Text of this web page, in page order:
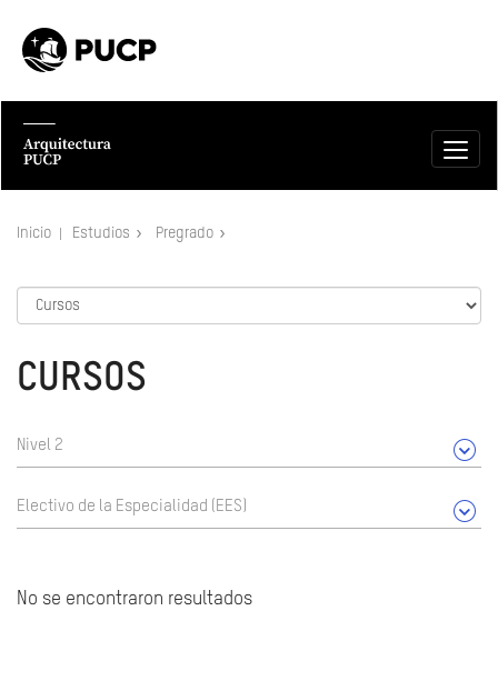
Inicio Estudios Pregrado
CURSOS
Nivel 2
Electivo de la Especialidad (EES)
No se encontraron resultados